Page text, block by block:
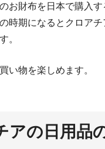
お財布を日本で購入
時期になるとクロア
。
い物を楽しめます。
アの日用品